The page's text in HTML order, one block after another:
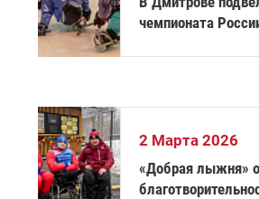
чемпионата
2 Марта 2026
«Добрая лыжня»